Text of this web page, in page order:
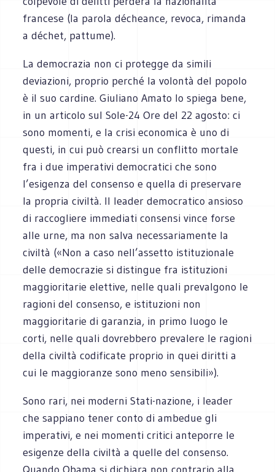
francese (la parola décheance, revoca, rimanda
a déchet, pattume).
La democrazia non ci protegge da simili
deviazioni, proprio perché la volontà del popolo
è il suo cardine. Giuliano Amato lo spiega bene,
in un articolo sul Sole-24 Ore del 22 agosto: ci
sono momenti, e la crisi economica è uno di
questi, in cui può crearsi un conflitto mortale
fra i due imperativi democratici che sono
l’esigenza del consenso e quella di preservare
la propria civiltà. Il leader democratico ansioso
di raccogliere immediati consensi vince forse
alle urne, ma non salva necessariamente la
civiltà («Non a caso nell’assetto istituzionale
delle democrazie si distingue fra istituzioni
maggioritarie elettive, nelle quali prevalgono le
ragioni del consenso, e istituzioni non
maggioritarie di garanzia, in primo luogo le
corti, nelle quali dovrebbero prevalere le ragioni
della civiltà codificate proprio in quei diritti a
cui le maggioranze sono meno sensibili»).
Sono rari, nei moderni Stati-nazione, i leader
che sappiano tener conto di ambedue gli
imperativi, e nei momenti critici anteporre le
esigenze della civiltà a quelle del consenso.